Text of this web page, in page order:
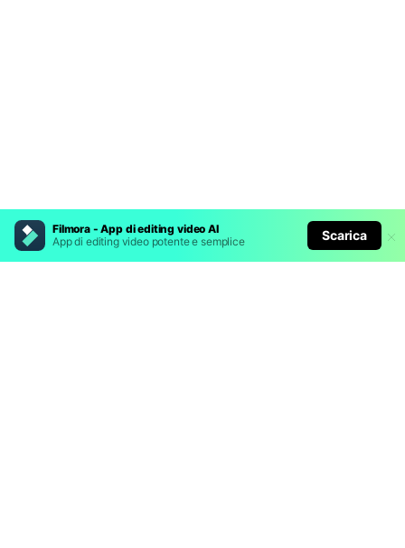
Filmora - App di editing video AI
App di editing video potente e semplice
Scarica